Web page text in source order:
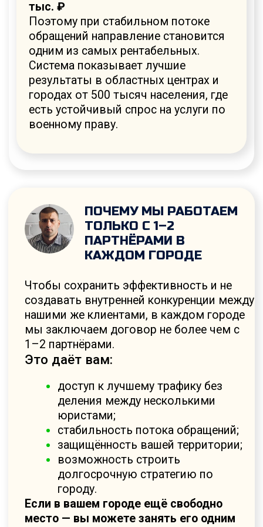
ПРОВЕРИТЬ ГОРОД И ОБСУДИТЬ
СОТРУДНИЧЕСТВО
проверим возможность
сотрудничества в вашем городе.
Сеть посадочных страниц
с квизами
Страницы под разные запросы
военного права, собранные на
большой статистике.
По каким вопросам идут
обращения:
Мобилизация / СВО
Обжалование решений ВВК
Выплаты и компенсации
Самовольное оставление части
(ст. 337 УК РФ)
Наследственные вопросы с
военным статусом
Уголовные дела, связанные со
службой
Споры с военкоматом